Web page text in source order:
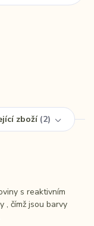
zboží 2
s reaktivním
, čímž jsou barvy